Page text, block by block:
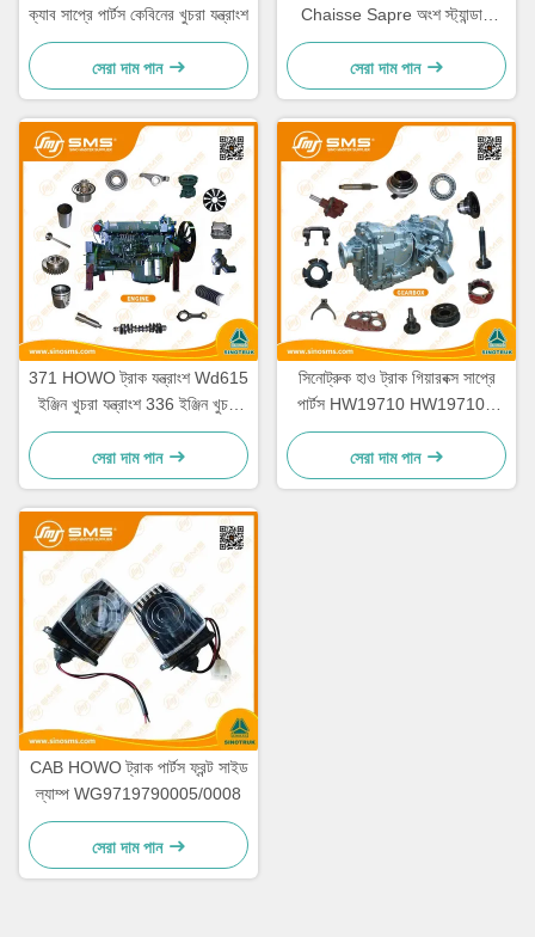
ক্যাব সাপ্রে পার্টস কেবিনের খুচরা যন্ত্রাংশ
সেরা দাম পান
Chaisse Sapre অংশ স্ট্যান্ডার্ড
আকার
সেরা দাম পান
371 HOWO ট্রাক যন্ত্রাংশ Wd615
ইঞ্জিন খুচরা যন্ত্রাংশ 336 ইঞ্জিন খুচরা
যন্ত্রাংশ
সেরা দাম পান
সিনোট্রুক হাও ট্রাক গিয়ারবক্স সাপ্রে
পার্টস HW19710 HW19710T
HW19712
সেরা দাম পান
CAB HOWO ট্রাক পার্টস ফ্রন্ট সাইড
ল্যাম্প WG9719790005/0008
সেরা দাম পান